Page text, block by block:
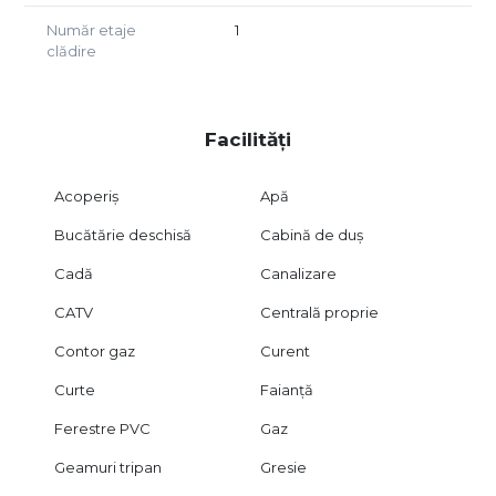
Număr etaje
clădire
1
Facilități
Acoperiș Apă
Bucătărie deschisă Cabină de duș
Cadă Canalizare
CATV Centrală proprie
Contor gaz Curent
Curte Faianță
Ferestre PVC Gaz
Geamuri tripan Gresie